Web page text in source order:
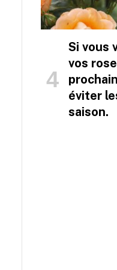
Si vous
vos
éviter
saison.